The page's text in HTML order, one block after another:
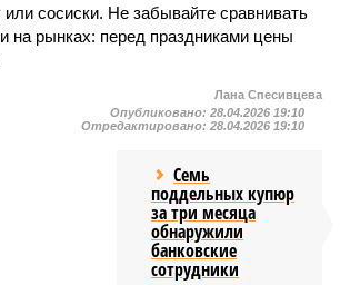
или сосиски. Не забывайте сравнивать
на рынках: перед праздниками цены
Лана Спесивцева
Опубликовано: 28.04.2026 19:10
Отредактировано: 28.04.2026 19:10
Семь
поддельных купюр
за три месяца
обнаружили
банковские
сотрудники